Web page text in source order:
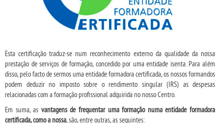
Esta certificação traduz-se num reconhecimento externo da qualidade da nossa
prestação de serviços de formação, concedido por uma entidade isenta. Para além
disso, pelo facto de sermos uma entidade formadora certificada, os nossos formandos
podem deduzir no imposto sobre o rendimento singular (IRS) as despesas
relacionadas com a formação profissional adquirida no nosso Centro.
Em suma, as vantagens de frequentar uma formação numa entidade formadora
certificada, como a nossa, são, entre outras, as seguintes: